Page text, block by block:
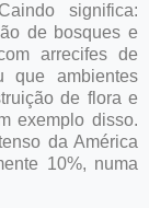
significa:
de bosques e
arrecifes de
que ambientes
de flora e
exemplo disso.
da América
10%, numa